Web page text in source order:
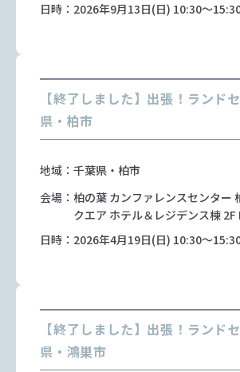
日時：2026年9月13日(日) 10:30～
【終了しました】出張！ランド
県・柏市
地域：千葉県・柏市
会場：柏の葉 カンファレンスセンター
クエア ホテル＆レジデンス棟
日時：2026年4月19日(日) 10:30～
【終了しました】出張！ランド
県・鴻巣市